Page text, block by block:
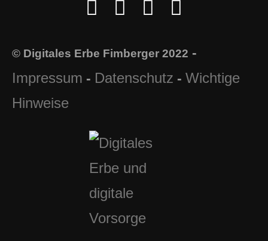
© Digitales Erbe Fimberger 2022 -
Impressum - Datenschutz - Wichtige
Hinweise